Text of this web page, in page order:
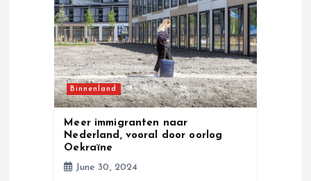
Binnenland
Meer immigranten naar
Nederland, vooral door oorlog
Oekraïne
June 30, 2024